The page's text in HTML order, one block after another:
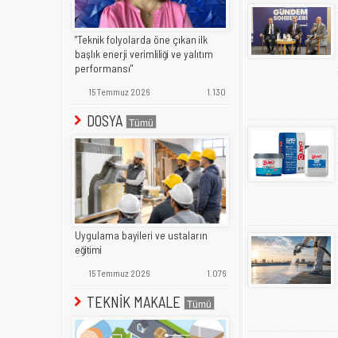
"Teknik folyolarda öne çıkan ilk
başlık enerji verimliliği ve yalıtım
performansı"
15 Temmuz 2026 1.130
DOSYA
Uygulama bayileri ve ustaların
eğitimi
15 Temmuz 2026 1.076
TEKNİK MAKALE